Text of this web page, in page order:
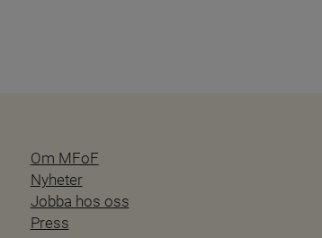
Om MFoF
Nyheter
Jobba hos oss
Press